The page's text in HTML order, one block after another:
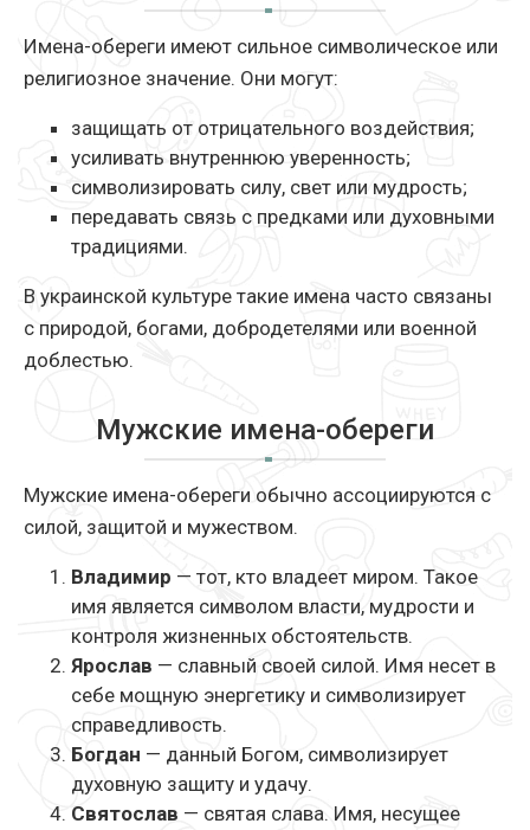
Имена-обереги имеют сильное символическое или
религиозное значение. Они могут:
защищать от отрицательного воздействия;
усиливать внутреннюю уверенность;
символизировать силу, свет или мудрость;
передавать связь с предками или духовными
традициями.
В украинской культуре такие имена часто связаны
с природой, богами, добродетелями или военной
доблестью.
Мужские имена-обереги
Мужские имена-обереги обычно ассоциируются с
силой, защитой и мужеством.
Владимир — тот, кто владеет миром. Такое
имя является символом власти, мудрости и
контроля жизненных обстоятельств.
Ярослав — славный своей силой. Имя несет в
себе мощную энергетику и символизирует
справедливость.
Богдан — данный Богом, символизирует
духовную защиту и удачу.
Святослав — святая слава. Имя, несущее